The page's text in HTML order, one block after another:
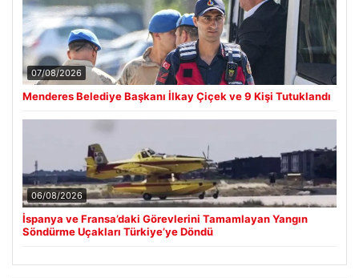
07/08/2026
Menderes Belediye Başkanı İlkay Çiçek ve 9 Kişi Tutuklandı
06/08/2026
İspanya ve Fransa’daki Görevlerini Tamamlayan Yangın
Söndürme Uçakları Türkiye’ye Döndü